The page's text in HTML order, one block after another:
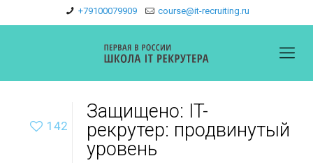
+79100079909 course@it-recruiting.ru
142
Защищено: IT-
рекрутер: продвинутый
уровень